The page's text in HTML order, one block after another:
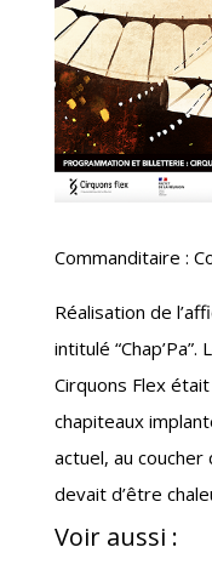
Commanditaire :
Réalisation de
intitulé
Cirquons Flex
chapiteaux
actuel, au coucher
devait d’être
Voir aussi :